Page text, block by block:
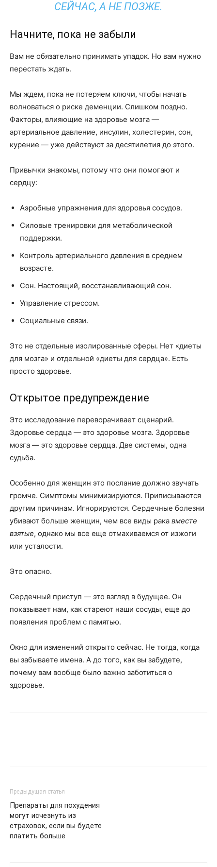
СЕЙЧАС, А НЕ ПОЗЖЕ.
Начните, пока не забыли
Вам не обязательно принимать упадок. Но вам нужно
перестать ждать.
Мы ждем, пока не потеряем ключи, чтобы начать
волноваться о риске деменции. Слишком поздно.
Факторы, влияющие на здоровье мозга —
артериальное давление, инсулин, холестерин, сон,
курение — уже действуют за десятилетия до этого.
Привычки знакомы, потому что они помогают и
сердцу:
Аэробные упражнения для здоровья сосудов.
Силовые тренировки для метаболической
поддержки.
Контроль артериального давления в среднем
возрасте.
Сон. Настоящий, восстанавливающий сон.
Управление стрессом.
Социальные связи.
Это не отдельные изолированные сферы. Нет «диеты
для мозга» и отдельной «диеты для сердца». Есть
просто здоровье.
Открытое предупреждение
Это исследование переворачивает сценарий.
Здоровье сердца — это здоровье мозга. Здоровье
мозга — это здоровье сердца. Две системы, одна
судьба.
Особенно для женщин это послание должно звучать
громче. Симптомы минимизируются. Приписываются
другим причинам. Игнорируются. Сердечные болезни
убивают больше женщин, чем все виды рака вместе
взятые, однако мы все еще отмахиваемся от изжоги
или усталости.
Это опасно.
Сердечный приступ — это взгляд в будущее. Он
показывает нам, как стареют наши сосуды, еще до
появления проблем с памятью.
Окно для изменений открыто сейчас. Не тогда, когда
вы забываете имена. А до того, как вы забудете,
почему вам вообще было важно заботиться о
здоровье.
Предыдущая статья
Препараты для похудения
могут исчезнуть из
страховок, если вы будете
платить больше